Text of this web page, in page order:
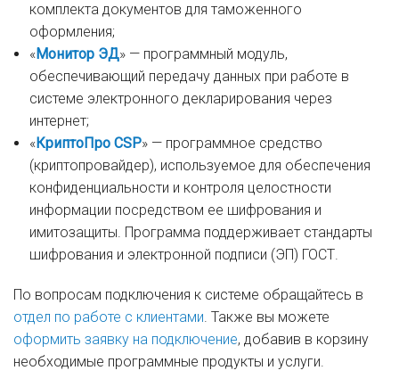
комплекта документов для таможенного
оформления;
«Монитор ЭД» — программный модуль,
обеспечивающий передачу данных при работе в
системе электронного декларирования через
интернет;
«КриптоПро CSP» — программное средство
(криптопровайдер), используемое для обеспечения
конфиденциальности и контроля целостности
информации посредством ее шифрования и
имитозащиты. Программа поддерживает стандарты
шифрования и электронной подписи (ЭП) ГОСТ.
По вопросам подключения к системе обращайтесь в
отдел по работе с клиентами. Также вы можете
оформить заявку на подключение, добавив в корзину
необходимые программные продукты и услуги.